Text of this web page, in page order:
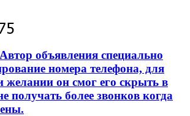
объявления специально
номера телефона, для
желании он смог его скрыть в
получать более звонков когда